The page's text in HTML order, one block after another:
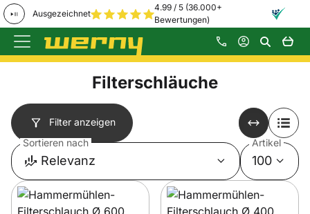
Ausgezeichnet
4.99 / 5 (36.000+
Bewertungen)
Zum Hauptinhalt springen
Filterschläuche
Filter anzeigen
Sortieren nach
Relevanz
Artikel
100